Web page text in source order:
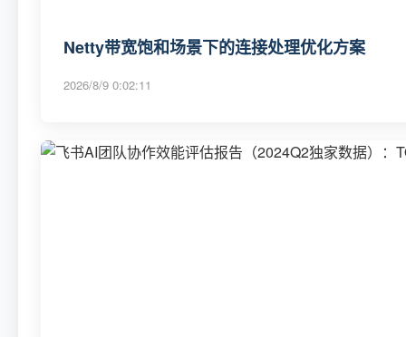
Netty带宽饱和场景下的连接处理优化方案
2026/8/9 0:02:11